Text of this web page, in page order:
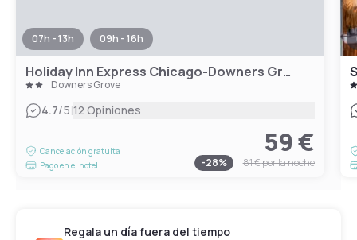
07h - 13h 09h - 16h
Holiday Inn Express Chicago-Downers Grove, an IHG Hotel
Downers Grove
4.7/5|12 Opiniones
Cancelación gratuita
Pago en el hotel
59 €
-28% 81 €por la noche
Regala un día fuera del tiempo